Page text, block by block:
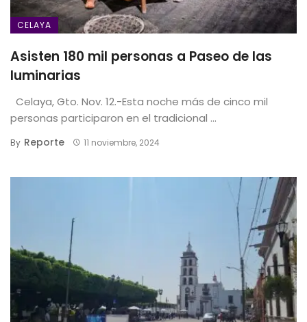
CELAYA
Asisten 180 mil personas a Paseo de las
luminarias
Celaya, Gto. Nov. 12.-Esta noche más de cinco mil
personas participaron en el tradicional ...
By Reporte 11 noviembre, 2024